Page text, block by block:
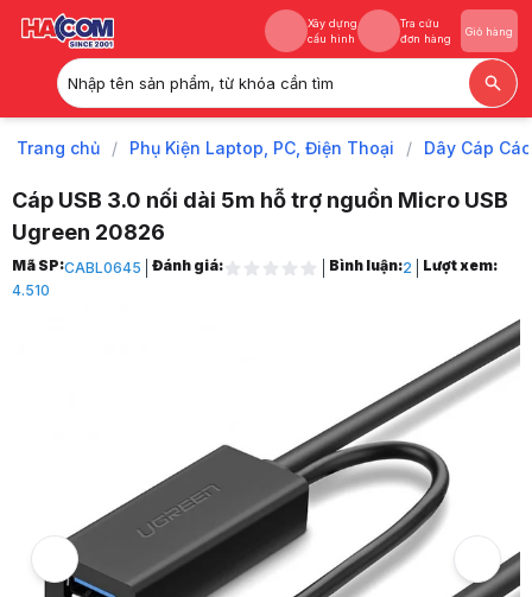
Xây dựng
cấu hình
Tra cứu
đơn hàng
Giỏ hàng
Nhập tên sản phẩm, từ khóa cần tìm
Xây dựng
Tra cứu
Trang chủ / Phụ Kiện Laptop, PC, Điện Thoại / Dây Cáp
Cáp USB 3.0 nối dài 5m hỗ trợ nguồn Micro USB
Ugreen 20826
Trang chủ
1
Cáp USB 3.0 nối dài 5m hỗ trợ nguồn Micro USB Ugreen 20826
Hình ảnh và video sản phẩm
Cáp USB 3.0 nối dài 5m hỗ trợ nguồn Micro USB Ugreen 20826
Giá niêm yết:
499.000 VND
Giá mua online:
379.000 VND
Tiết kiệm 120.000 VND (-24%)
Giá mua trả góp (6 tháng):63.167 VND / tháng
Mã SP:CABL0645 Đánh giá: Bình luận:2
Lượt xem:
4.510